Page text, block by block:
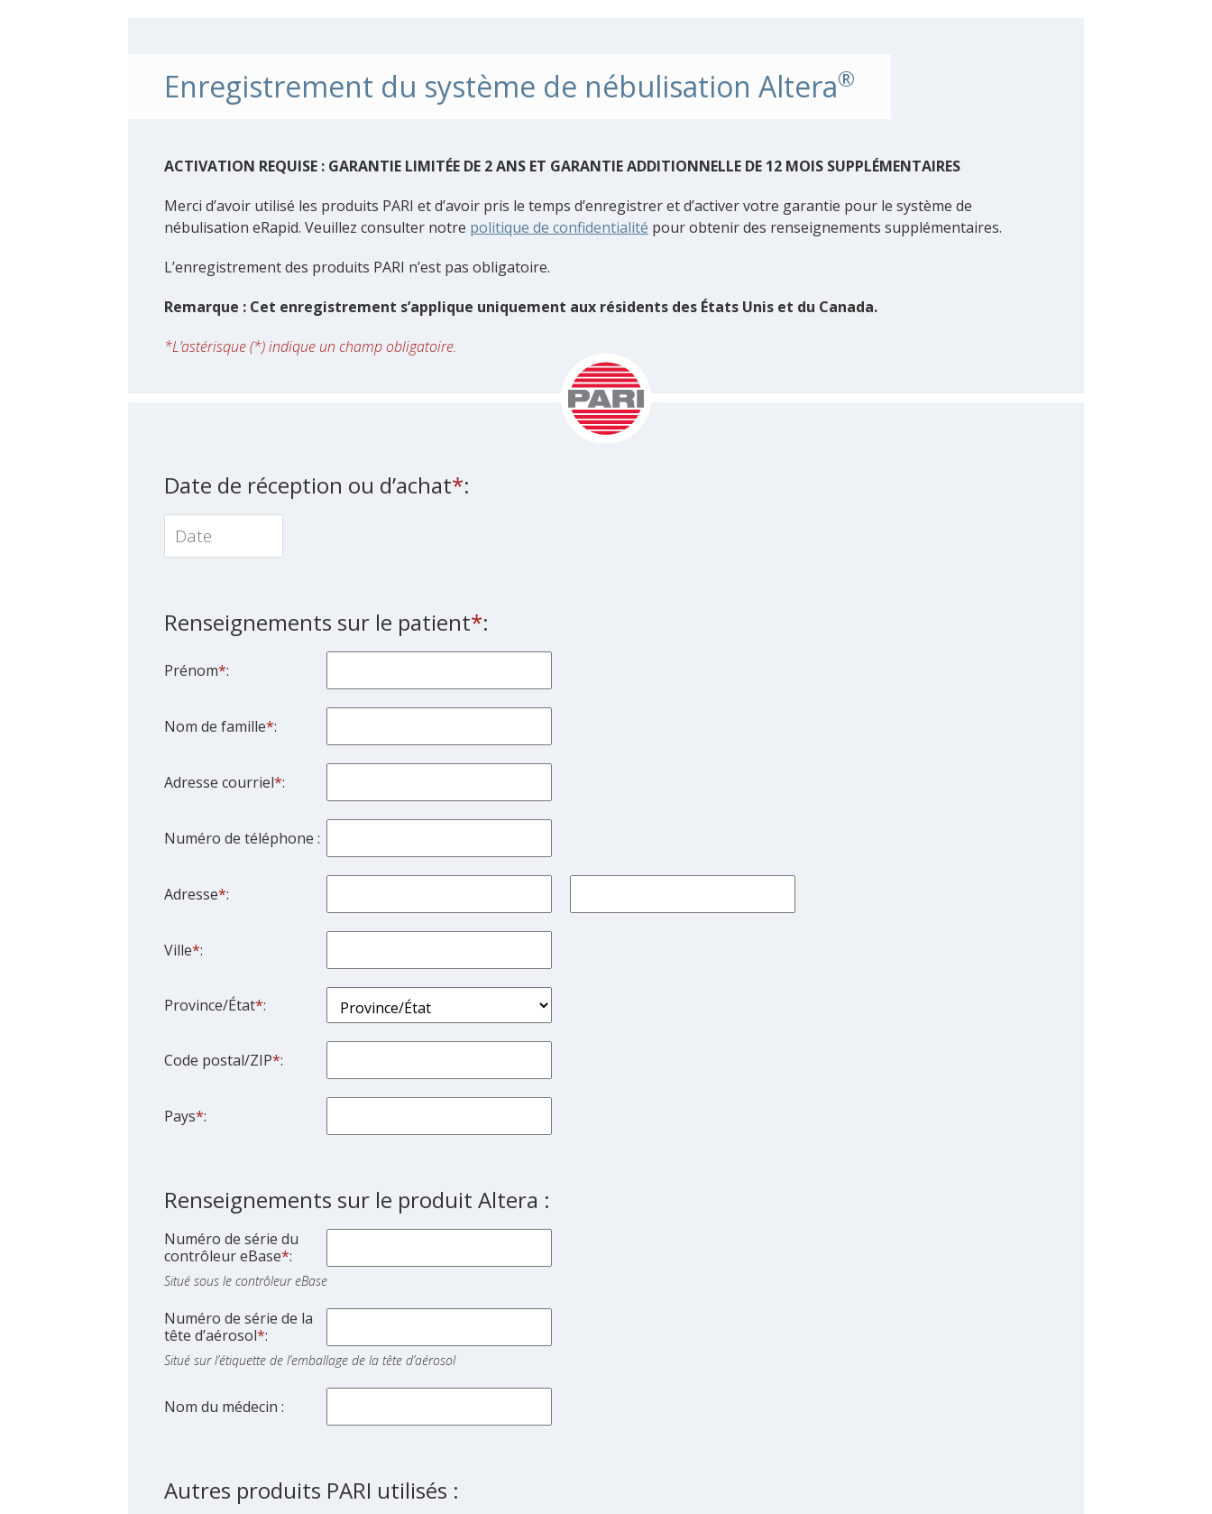
Enregistrement du système de nébulisation Altera®
ACTIVATION REQUISE : GARANTIE LIMITÉE DE 2 ANS ET GARANTIE ADDITIONNELLE DE 12 MOIS SUPPLÉMENTAIRES
Merci d’avoir utilisé les produits PARI et d’avoir pris le temps d’enregistrer et d’activer votre garantie pour le système de
nébulisation eRapid. Veuillez consulter notre politique de confidentialité pour obtenir des renseignements supplémentaires.
L’enregistrement des produits PARI n’est pas obligatoire.
Remarque : Cet enregistrement s’applique uniquement aux résidents des États Unis et du Canada.
*L’astérisque (*) indique un champ obligatoire.
Date de réception ou d’achat*:
interact
the
and
date.
question
key
the
shortcuts
dates.
Renseignements sur le patient*:
Prénom*:
Nom de famille*:
Adresse courriel*:
Numéro de téléphone :
Adresse*:
Ville*:
Province/État*:
Code postal/ZIP*:
Pays*:
Renseignements sur le produit Altera :
Numéro de série du
contrôleur eBase*:
Situé sous le contrôleur eBase
Numéro de série de la
tête d’aérosol*:
Situé sur l’étiquette de l’emballage de la tête d’aérosol
Nom du médecin :
Autres produits PARI utilisés :